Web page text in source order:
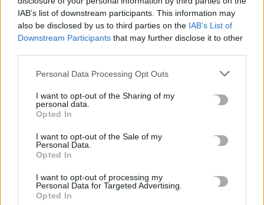
IAB’s list of downstream participants. This information may
also be disclosed by us to third parties on the IAB’s List of
Downstream Participants that may further disclose it to other
Personal Data Processing Opt Outs
I want to opt-out of the Sharing of my
personal data.
Opted In
I want to opt-out of the Sale of my
Personal Data.
Opted In
I want to opt-out of processing my
Personal Data for Targeted Advertising.
Opted In
Ηράκλειο: Τα οικονομικά ανοίγματα και ο νέος Κώδικας
Αυτοδιοίκησης οδηγούν σε συγχώνευση τις εταιρείες του
Δήμου
Μακελειό με 8 νεκρούς στην Ταϊλάνδη: Ο δράστης σκότωσε
αρχικά τον παππού και τη γιαγιά του και μετά πυροβόλησε
μαθητές
7 Αυγούστου, 2026
ΦΑΡΑΓΓΙ ΣΑΜΑΡΙΑΣ #ΝΙΚΟΣ ΚΑΛΟΓΕΡΗΣ
ΑΝΟΔΟΣ ΘΕΡΜΟΚΡΑΣΙΑΣ